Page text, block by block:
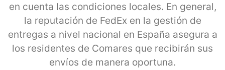
en cuenta las condiciones locales. En general,
la reputación de FedEx en la gestión de
entregas a nivel nacional en España asegura a
los residentes de Comares que recibirán sus
envíos de manera oportuna.